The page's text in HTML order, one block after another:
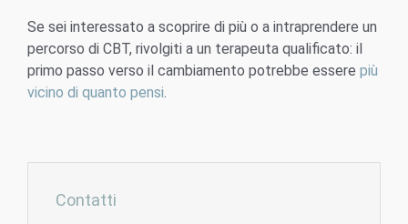
Se sei interessato a scoprire di più o a intraprendere un
percorso di CBT, rivolgiti a un terapeuta qualificato: il
primo passo verso il cambiamento potrebbe essere più
vicino di quanto pensi.
Contatti